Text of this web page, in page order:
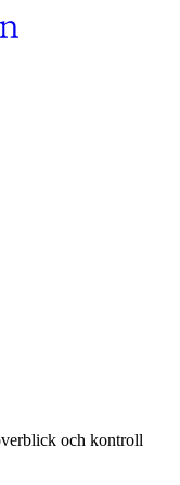
och kontroll